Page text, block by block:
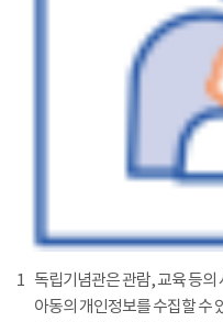
1 독립기념관은 관람, 교육 등의
아동의 개인정보를 수집할 수